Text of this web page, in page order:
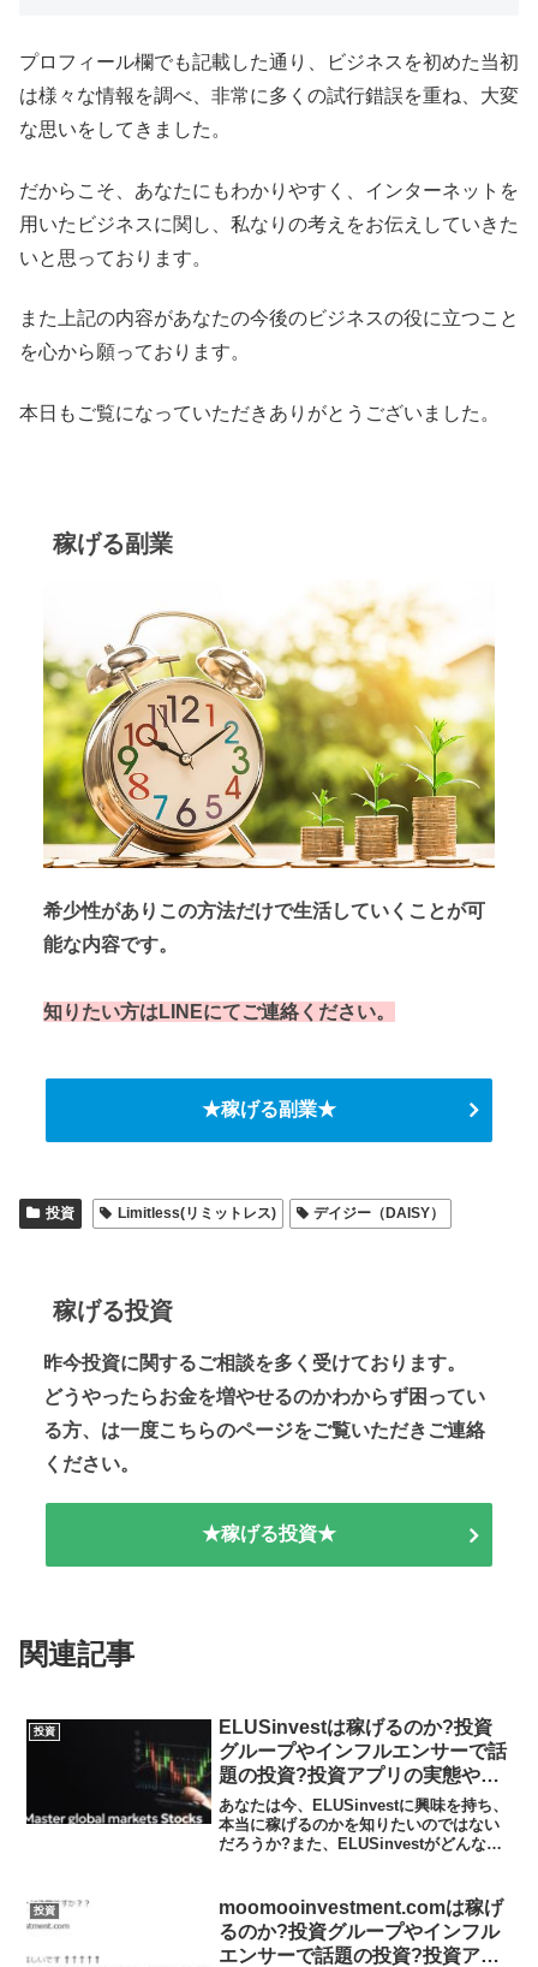
プロフィール欄でも記載した通り、ビジネスを初めた当初
は様々な情報を調べ、非常に多くの試行錯誤を重ね、大変
な思いをしてきました。
だからこそ、あなたにもわかりやすく、インターネットを
用いたビジネスに関し、私なりの考えをお伝えしていきた
いと思っております。
また上記の内容があなたの今後のビジネスの役に立つこと
を心から願っております。
本日もご覧になっていただきありがとうございました。
稼げる副業
希少性がありこの方法だけで生活していくことが可
能な内容です。
知りたい方はLINEにてご連絡ください。
★稼げる副業★
投資 Limitless(リミットレス) デイジー（DAISY）
稼げる投資
昨今投資に関するご相談を多く受けております。
どうやったらお金を増やせるのかわからず困ってい
る方、は一度こちらのページをご覧いただきご連絡
ください。
★稼げる投資★
関連記事
投資
ELUSinvestは稼げるのか?投資
グループやインフルエンサーで話
題の投資?投資アプリの実態や実
践者の声、口コミや評判を調査し
ました
あなたは今、ELUSinvestに興味を持ち、
本当に稼げるのかを知りたいのではない
だろうか?また、ELUSinvestがどんな内
ELUSinvestは日本の金融庁の登録なし...
投資
moomooinvestment.comは稼げ
るのか?投資グループやインフル
エンサーで話題の投資?投資アプ